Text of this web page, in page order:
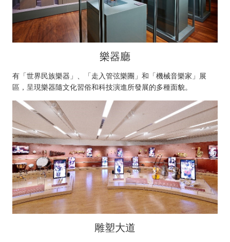
樂器廳
有「世界民族樂器」、「走入管弦樂團」和「機械音樂家」展
區，呈現樂器隨文化習俗和科技演進所發展的多種面貌。
雕塑大道